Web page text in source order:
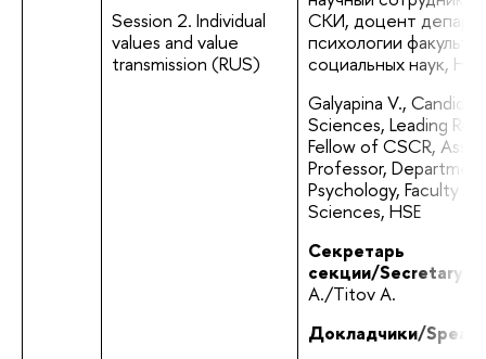
Session 2. Individual
values and value
transmission (RUS)
СКИ, доцент
психологии
социальных наук,
Galyapina V.,
Sciences, Leading
Fellow of CSCR,
Professor,
Psychology, Faculty of
Sciences, HSE
Секретарь
секции/Secretary:
А./Titov A.
Докладчики/